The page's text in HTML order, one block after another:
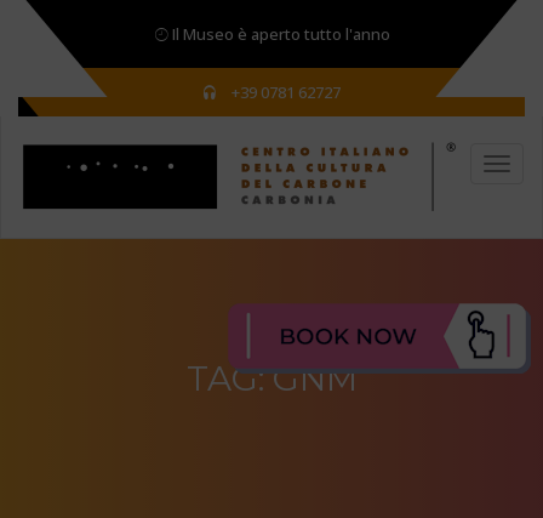
Il Museo è aperto tutto l'anno
+39 0781 62727
TAG:GNM